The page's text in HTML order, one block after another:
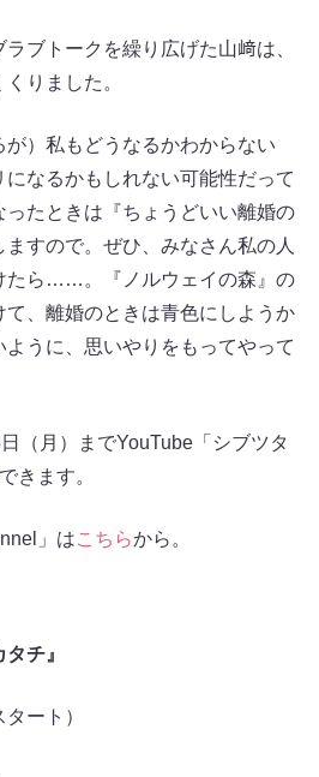
ブトークを繰り広げた山﨑は、
りました。
が）私もどうなるかわからない
になるかもしれない可能性だって
たときは『ちょうどいい離婚の
すので。ぜひ、みなさん私の人
たら……。『ノルウェイの森』の
て、離婚のときは青色にしようか
うに、思いやりをもってやって
（月）までYouTube「シブツタ
きます。
」はこちらから。
チ』
タート）